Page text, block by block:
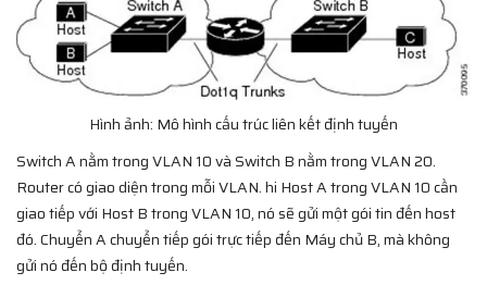
Hình ảnh: Mô hình cấu trúc liên kết định tuyến
Switch A nằm trong VLAN 10 và Switch B nằm trong VLAN 20.
Router có giao diện trong mỗi VLAN. hi Host A trong VLAN 10 cần
giao tiếp với Host B trong VLAN 10, nó sẽ gửi một gói tin đến host
đó. Chuyển A chuyển tiếp gói trực tiếp đến Máy chủ B, mà không
gửi nó đến bộ định tuyến.